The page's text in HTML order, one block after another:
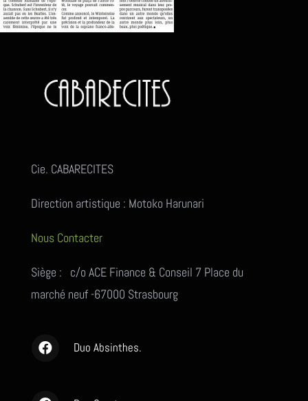
Cie. CABARECITES
Direction artistique : Motoko Harunari
Nous Contacter
Siège : c/o ACE Finance & Conseil 7 Place du
marché neuf -67000 Strasbourg
Duo Absinthes.